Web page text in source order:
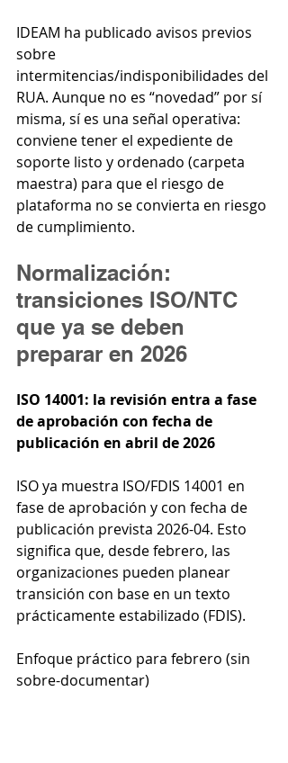
IDEAM ha publicado avisos previos
sobre
intermitencias/indisponibilidades del
RUA. Aunque no es “novedad” por sí
misma, sí es una señal operativa:
conviene tener el expediente de
soporte listo y ordenado (carpeta
maestra) para que el riesgo de
plataforma no se convierta en riesgo
de cumplimiento.
Normalización:
transiciones ISO/NTC
que ya se deben
preparar en 2026
ISO 14001: la revisión entra a fase
de aprobación con fecha de
publicación en abril de 2026
ISO ya muestra ISO/FDIS 14001 en
fase de aprobación y con fecha de
publicación prevista 2026-04. Esto
significa que, desde febrero, las
organizaciones pueden planear
transición con base en un texto
prácticamente estabilizado (FDIS).
Enfoque práctico para febrero (sin
sobre-documentar)